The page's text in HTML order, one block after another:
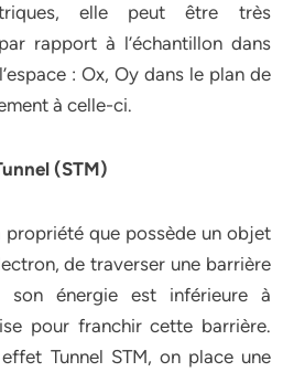
elle peut être très
rapport à l’échantillon dans
: Ox, Oy dans le plan de
à celle-ci.
(STM)
propriété que possède un objet
de traverser une barrière
énergie est inférieure à
pour franchir cette barrière.
Tunnel STM, on place une